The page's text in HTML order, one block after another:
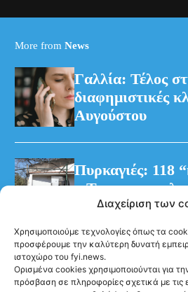
Διαχείριση των
Χρησιμοποιούμε τεχνολογίες όπως τα
προσφέρουμε την καλύτερη δυνατή
ιστοχώρο του fyi.news.
Ορισμένα cookies χρησιμοποιούνται για
πρόσβαση σε πληροφορίες σχετικά με τις
More from News
Γαλλία: Τέλος
διαφημιστικές
Αυγούστου
Πυρκαγιές: 118
– Τρεις
φωτιά στη